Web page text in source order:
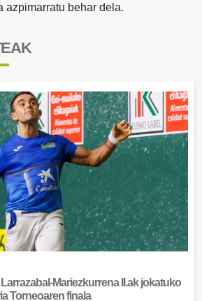
azpimarratu behar dela.
Mariezkurrena II.ak jokatuko
Torneoaren finala